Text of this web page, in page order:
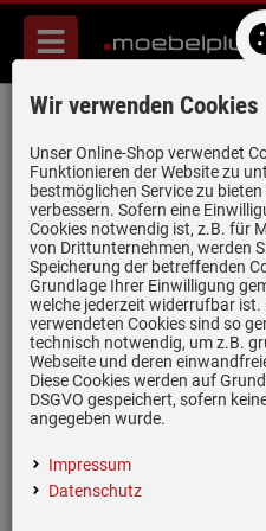
Menü
Küppersbusch B
Backofen Schwarz/
Artikel-Nummer:19965894 |
EAN:4250548713207
Wir verwenden Cookies
Unser Online-Shop verwendet
Funktionieren der Website zu
bestmöglichen Service zu
verbessern. Sofern eine
Cookies notwendig ist, z.B. für
von Drittunternehmen, werden
Speicherung der betreffenden
Grundlage Ihrer Einwilligung
welche jederzeit widerrufbar ist.
verwendeten Cookies sind so
technisch notwendig, um z.B.
Webseite und deren
Diese Cookies werden auf
DSGVO gespeichert, sofern
angegeben wurde.
Impressum
Datenschutz